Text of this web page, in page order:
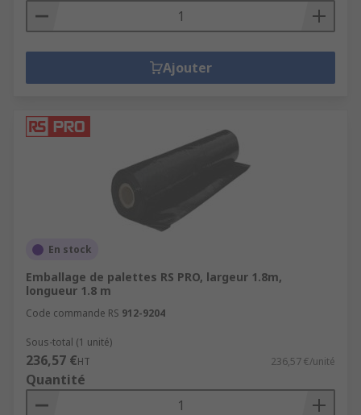
Ajouter
En stock
Emballage de palettes RS PRO, largeur 1.8m,
longueur 1.8 m
Code commande RS 912-9204
Sous-total (1 unité)
236,57 €HT 236,57 €/unité
Quantité